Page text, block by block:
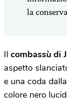
la
Il combassù di
aspetto
e una coda
colore nero